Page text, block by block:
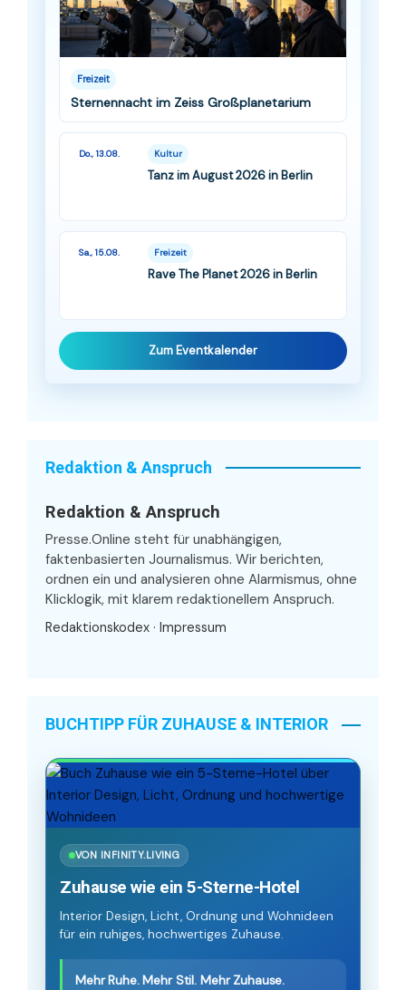
Freizeit
Sternennacht im Zeiss Großplanetarium
Do., 13.08. Kultur
Tanz im August 2026 in Berlin
Sa., 15.08. Freizeit
Rave The Planet 2026 in Berlin
Zum Eventkalender
Redaktion & Anspruch
Redaktion & Anspruch
Presse.Online steht für unabhängigen,
faktenbasierten Journalismus. Wir berichten,
ordnen ein und analysieren ohne Alarmismus, ohne
Klicklogik, mit klarem redaktionellem Anspruch.
Redaktionskodex · Impressum
BUCHTIPP FÜR ZUHAUSE & INTERIOR
VON INFINITY.LIVING
Zuhause wie ein 5-Sterne-Hotel
Interior Design, Licht, Ordnung und Wohnideen
für ein ruhiges, hochwertiges Zuhause.
Mehr Ruhe. Mehr Stil. Mehr Zuhause.